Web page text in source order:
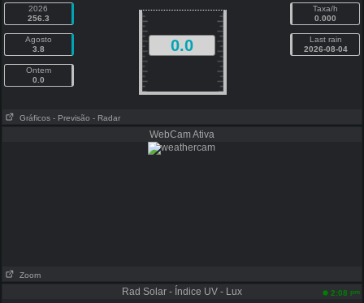
2026
256.3
Agosto
3.8
Ontem
0.0
0.0
Taxa/h
0.000
Last rain
2026-08-04
Gráficos - Previsão - Radar
WebCam Ativa
Zoom
Rad Solar - Índice UV - Lux 2:08 pm